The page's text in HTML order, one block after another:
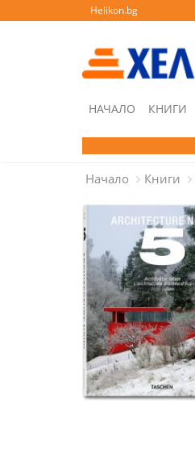
Helikon.bg
НАЧАЛО КНИГИ
Начало Книги